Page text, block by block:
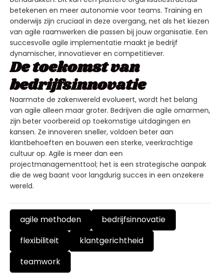
betekenen en meer autonomie voor teams. Training en
onderwijs zijn cruciaal in deze overgang, net als het kiezen
van agile raamwerken die passen bij jouw organisatie. Een
succesvolle agile implementatie maakt je bedrijf
dynamischer, innovatiever en competitiever.
De toekomst van
bedrijfsinnovatie
Naarmate de zakenwereld evolueert, wordt het belang
van agile alleen maar groter. Bedrijven die agile omarmen,
zijn beter voorbereid op toekomstige uitdagingen en
kansen. Ze innoveren sneller, voldoen beter aan
klantbehoeften en bouwen een sterke, veerkrachtige
cultuur op. Agile is meer dan een
projectmanagementtool; het is een strategische aanpak
die de weg baant voor langdurig succes in een onzekere
wereld.
agile methoden
bedrijfsinnovatie
flexibiliteit
klantgerichtheid
teamwork